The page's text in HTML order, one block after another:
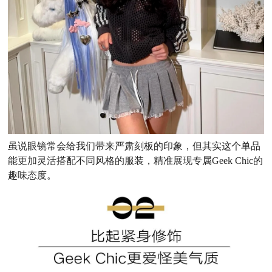
虽说眼镜常会给我们带来严肃刻板的印象，但其实这个单品
能更加灵活搭配不同风格的服装，精准展现专属Geek Chic的
趣味态度。